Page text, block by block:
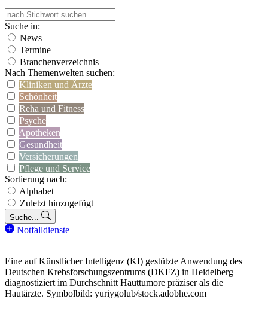
Suche in:
News
Termine
Branchenverzeichnis
Nach Themenwelten suchen:
Kliniken und Ärzte
Schönheit
Reha und Fitness
Psyche
Apotheken
Gesundheit
Versicherungen
Pflege und Service
Sortierung nach:
Alphabet
Zuletzt hinzugefügt
Suche...
Notfalldienste
Eine auf Künstlicher Intelligenz (KI) gestützte Anwendung des
Deutschen Krebsforschungszentrums (DKFZ) in Heidelberg
diagnostiziert im Durchschnitt Hauttumore präziser als die
Hautärzte. Symbolbild: yuriygolub/stock.adobhe.com